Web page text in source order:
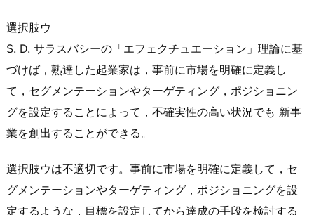
選択肢ウ
S. D. サラスバシーの「エフェクチュエーション」理論に基
づけば，熟達した起業家は，事前に市場を明確に定義し
て，セグメンテーションやターゲティング，ポジショニン
グを設定することによって，不確実性の高い状況でも 新事
業を創出することができる。
選択肢ウは不適切です。 事前に市場を明確に定義して，セ
グメンテーションやターゲティング，ポジショニングを設
定するような，目標を設定してから達成の手段を検討する